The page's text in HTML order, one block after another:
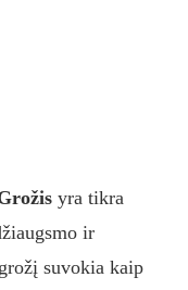
yra tikra
ir
suvokia kaip